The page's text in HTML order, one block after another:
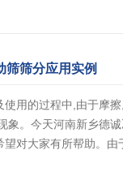
筛筛分应用实例
用的过程中,由于摩
象。今天河南新乡德
对大家有所帮助。